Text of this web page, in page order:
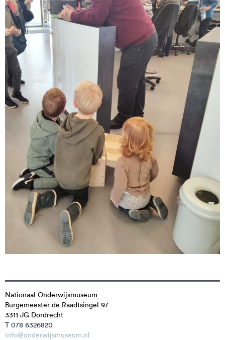
Nationaal Onderwijsmuseum
Burgemeester de Raadtsingel 97
3311 JG Dordrecht
T 078 6326820
info@onderwijsmuseum.nl